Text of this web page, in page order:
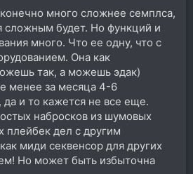
конечно много сложнее семплса,
сложным будет. Но функций и
много. Что ее одну, что с
Она как
так, а можешь эдак)
менее за месяца 4-6
да и то кажется не все еще.
набросков из шумовых
дел с другим
миди секвенсор для других
Но может быть избыточна